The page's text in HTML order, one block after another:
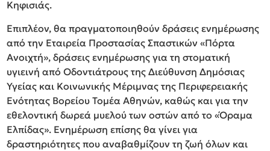
Κηφισιάς.
Επιπλέον, θα πραγματοποιηθούν δράσεις ενημέρωσης
από την Εταιρεία Προστασίας Σπαστικών «Πόρτα
Ανοιχτή», δράσεις ενημέρωσης για τη στοματική
υγιεινή από Οδοντιάτρους της Διεύθυνση Δημόσιας
Υγείας και Κοινωνικής Μέριμνας της Περιφερειακής
Ενότητας Βορείου Τομέα Αθηνών, καθώς και για την
εθελοντική δωρεά μυελού των οστών από το «Όραμα
Ελπίδας». Ενημέρωση επίσης θα γίνει για
δραστηριότητες που αναβαθμίζουν τη ζωή όλων και